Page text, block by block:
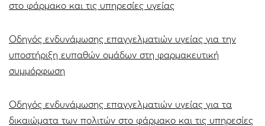
στο φάρμακο και τις υπηρεσίες υγείας
Οδηγός ενδυνάμωσης επαγγελματιών υγείας για την
υποστήριξη ευπαθών ομάδων στη φαρμακευτική
συμμόρφωση
Οδηγός ενδυνάμωσης επαγγελματιών υγείας για τα
δικαιώματα των πολιτών στο φάρμακο και τις υπηρεσίες